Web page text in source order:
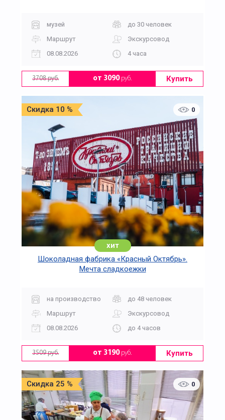
музей
до 30 человек
Маршрут
Экскурсовод
08.08.2026
4 часа
3708 руб. от 3090руб. Купить
Скидка 10 % 0
хит
Шоколадная фабрика «Красный Октябрь».
Мечта сладкоежки
на производство
до 48 человек
Маршрут
Экскурсовод
08.08.2026
до 4 часов
3509 руб. от 3190руб. Купить
Скидка 25 % 0